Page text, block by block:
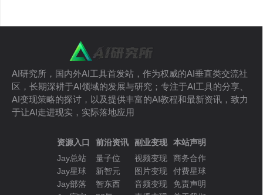
AI研究所，国内外AI工具首发站，作为权威的AI垂直类交流社
区，长期深耕于AI领域的发展与研究；专注于AI工具的分享、
AI变现策略的探讨，以及提供丰富的AI教程和最新资讯，致力
于让AI走进现实，实际落地应用
资源入口
Jay总站
Jay星球
Jay部落
前沿资讯
量子位
新智元
智东西
副业变现
视频变现
图片变现
音频变现
本站声明
商务合作
付费星球
免责声明